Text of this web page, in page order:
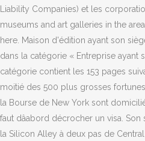
Liability Companies) et les
museums and art galleries in the
here. Maison d'édition ayant son siège
dans la catégorie « Entreprise ayant
catégorie contient les 153 pages
moitié des 500 plus grosses
la Bourse de New York sont
faut dâabord décrocher un visa.
la Silicon Alley à deux pas de